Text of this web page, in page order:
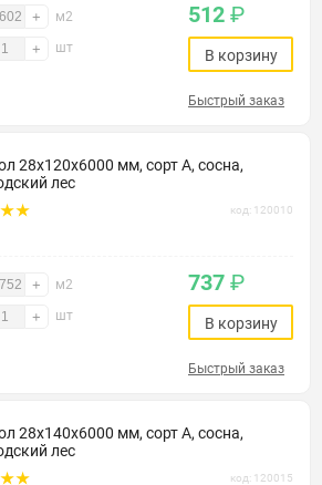
+ м2
+ шт
512 ₽
В корзину
Быстрый заказ
28х120х6000 мм, сорт А, сосна,
лес
код: 120010
+ м2
+ шт
737 ₽
В корзину
Быстрый заказ
28х140х6000 мм, сорт А, сосна,
лес
код: 120015